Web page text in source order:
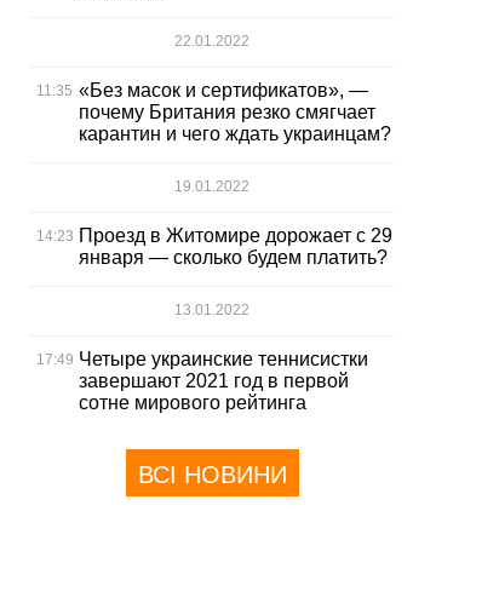
22.01.2022
11:35 «Без масок и сертификатов», —
почему Британия резко смягчает
карантин и чего ждать украинцам?
19.01.2022
14:23 Проезд в Житомире дорожает с 29
января — сколько будем платить?
13.01.2022
17:49 Четыре украинские теннисистки
завершают 2021 год в первой
сотне мирового рейтинга
ВСІ НОВИНИ